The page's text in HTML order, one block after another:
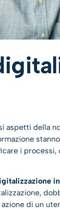
aspetti della
i
di un